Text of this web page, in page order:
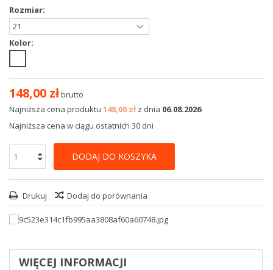
Rozmiar:
Kolor:
148,00 złbrutto
Najniższa cena produktu 148,00 zł z dnia 06.08.2026
Najniższa cena w ciągu ostatnich 30 dni
DODAJ DO KOSZYKA
Drukuj Dodaj do porównania
WIĘCEJ INFORMACJI